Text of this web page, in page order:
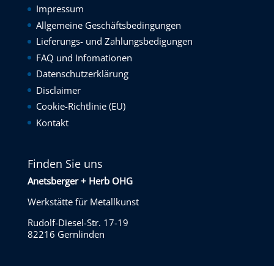
Impressum
Allgemeine Geschäftsbedingungen
Lieferungs- und Zahlungsbedigungen
FAQ und Infomationen
Datenschutzerklärung
Disclaimer
Cookie-Richtlinie (EU)
Kontakt
Finden Sie uns
Anetsberger + Herb OHG
Werkstätte für Metallkunst
Rudolf-Diesel-Str. 17-19
82216 Gernlinden